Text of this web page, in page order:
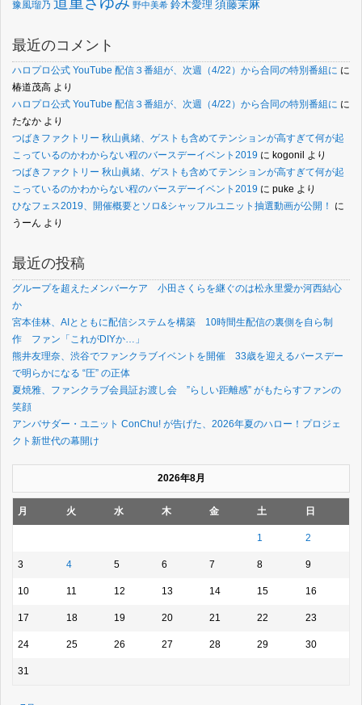
豫風瑠乃 野中美希 鈴木愛理 須藤茉麻
最近のコメント
ハロプロ公式 YouTube 配信３番組が、次週（4/22）から合同の特別番組に に
椿道茂高 より
ハロプロ公式 YouTube 配信３番組が、次週（4/22）から合同の特別番組に に
たなか より
つばきファクトリー 秋山眞緒、ゲストも含めてテンションが高すぎて何が起
こっているのかわからない程のバースデーイベント2019 に kogonil より
つばきファクトリー 秋山眞緒、ゲストも含めてテンションが高すぎて何が起
こっているのかわからない程のバースデーイベント2019 に puke より
ひなフェス2019、開催概要とソロ&シャッフルユニット抽選動画が公開！
に
うーん より
最近の投稿
グループを超えたメンバーケア 小田さくらを継ぐのは松永里愛か河西結心
か
宮本佳林、AIとともに配信システムを構築 10時間生配信の裏側を自ら制
作 ファン「これがDIYか…」
熊井友理奈、渋谷でファンクラブイベントを開催 33歳を迎えるバースデー
で明らかになる “圧” の正体
夏焼雅、ファンクラブ会員証お渡し会 ”らしい距離感” がもたらすファンの
笑顔
アンバサダー・ユニット ConChu! が告げた、2026年夏のハロー！プロジェ
クト新世代の幕開け
2026年8月
月 火 水 木 金 土 日
1 2
3 4 5 6 7 8 9
10 11 12 13 14 15 16
17 18 19 20 21 22 23
24 25 26 27 28 29 30
31